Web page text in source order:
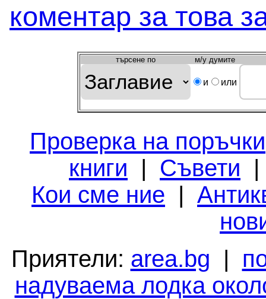
коментар за това
търсeне по м/у думите
и или
Проверка на поръчки
книги | Съвети
Кои сме ние |
Приятели: area.bg |
надуваема лодка